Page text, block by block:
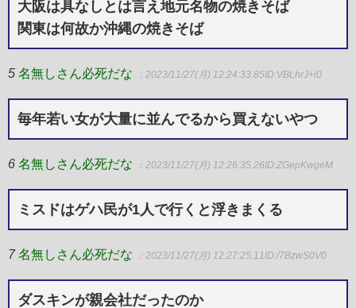
大阪は具なしとは言え地元名物の焼きそば
関東は何故か沖縄の焼きそば
5 名無しさん必死だな ：2023/11/27(月) 12:24:33.85ID:VBLhrJ+i0
毎年若い女が大量に並んでるから買えないやつ
6 名無しさん必死だな ：2023/11/27(月) 12:26:35.26ID:ZGepKwgeM
ミスドはゲハ民が1人で行くと浮きまくる
7 名無しさん必死だな ：2023/11/27(月) 12:27:25.11 ID:/7BzwS0V0
ダスキンが親会社だったのか